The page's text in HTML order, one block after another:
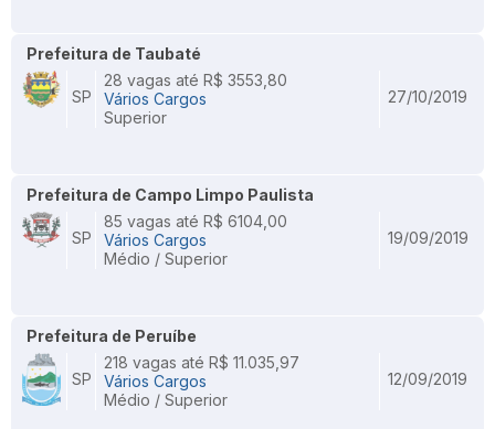
Prefeitura de Taubaté
SP
28 vagas até R$ 3553,80
Vários Cargos
Superior
27/10/2019
Prefeitura de Campo Limpo Paulista
SP
85 vagas até R$ 6104,00
Vários Cargos
Médio / Superior
19/09/2019
Prefeitura de Peruíbe
SP
218 vagas até R$ 11.035,97
Vários Cargos
Médio / Superior
12/09/2019